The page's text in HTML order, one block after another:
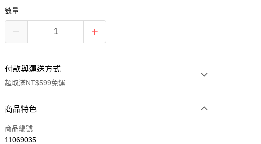
數量
付款與運送方式
超取滿NT$599免運
付款方式
信用卡一次付款
商品特色
商品編號
11069035